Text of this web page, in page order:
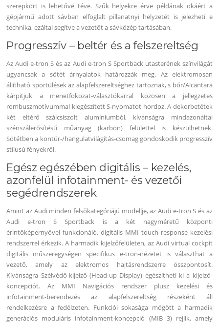
szerepkört is lehetővé téve. Szűk helyekre érve példának okáért a
gépjármű adott sávban elfoglalt pillanatnyi helyzetét is jelezheti e
technika, ezáltal segítve a vezetőt a sávközép tartásában.
Progresszív – beltér és a felszereltség
Az Audi e-tron S és az Audi e-tron S Sportback utasterének színvilágát
ugyancsak a sötét árnyalatok határozzák meg. Az elektromosan
állítható sportülések az alapfelszereltséghez tartoznak, s bőr/Alcantara
kárpitjuk a menetfokozat-választókarral közösen a jellegzetes
rombuszmotívummal kiegészített S-nyomatot hordoz. A dekorbetétek
két eltérő szálcsiszolt alumíniumból, kívánságra mindazonáltal
szénszálerősítésű műanyag (karbon) felülettel is készülhetnek.
Sötétben a kontúr-/hangulatvilágítás-csomag gondoskodik progresszív
stílusú fényekről.
Egész egészében digitális – kezelés,
azonfelül infotainment- és vezetői
segédrendszerek
Amint az Audi minden felsőkategóriájú modellje, az Audi e-tron S és az
Audi e-tron S Sportback is a két nagyméretű központi
érintőképernyővel funkcionáló, digitális MMI touch response kezelési
rendszerrel érkezik. A harmadik kijelzőfelületen, az Audi virtual cockpit
digitális műszeregységen specifikus e-tron-nézetet is választhat a
vezető, amely az elektromos hajtásrendszerre összpontosít.
Kívánságra Szélvédő-kijelző (Head-up Display) egészítheti ki a kijelző-
koncepciót. Az MMI Navigációs rendszer plusz kezelési és
infotainment-berendezés az alapfelszereltség részeként áll
rendelkezésre a fedélzeten. Funkciói sokasága mögött a harmadik
generációs moduláris infotainment-koncepció (MIB 3) rejlik, amely